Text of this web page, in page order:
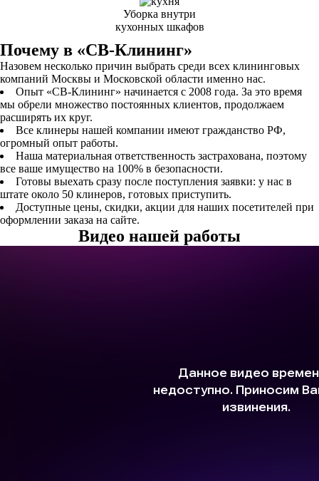
Уборка внутри
кухонных шкафов
Почему в «СВ-Клининг»
Назовем несколько причин выбрать среди всех клининговых
компаний Москвы и Московской области именно нас.
Опыт «СВ-Клининг» начинается с 2008 года. За это время
мы обрели множество постоянных клиентов, продолжаем
расширять их круг.
Все клинеры нашей компании имеют гражданство РФ,
огромный опыт работы.
Наша материальная ответственность застрахована, поэтому
все ваше имущество на 100% в безопасности.
Готовы выехать сразу после поступления заявки: у нас в
штате около 50 клинеров, готовых приступить.
Доступные цены, скидки, акции для наших посетителей при
оформлении заказа на сайте.
Видео нашей работы